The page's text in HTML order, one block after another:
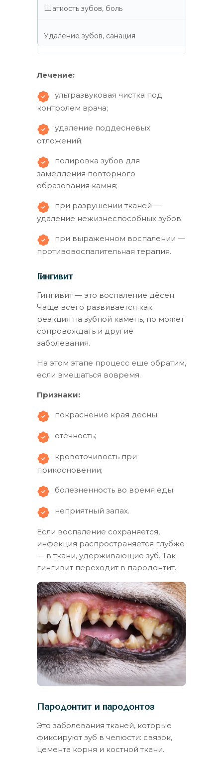
Шаткость зубов, боль
Удаление зубов, санация
Лечение:
ультразвуковая чистка под
контролем врача;
удаление поддесневых
отложений;
полировка зубов для
замедления повторного
образования камня;
при разрушении тканей —
удаление нежизнеспособных зубов;
при выраженном воспалении —
противовоспалительная терапия.
Гингивит
Гингивит — это воспаление дёсен.
Чаще всего развивается как
реакция на зубной камень, но может
сопровождать и другие
заболевания.
На этом этапе процесс еще обратим,
если вмешаться вовремя.
Признаки:
покраснение края десны;
отёчность;
кровоточивость при
прикосновении;
болезненность во время еды;
неприятный запах.
Если воспаление сохраняется,
инфекция распространяется глубже
— в ткани, удерживающие зуб. Так
гингивит переходит в пародонтит.
Пародонтит и пародонтоз
Это заболевания тканей, которые
фиксируют зуб в челюсти: связок,
цемента корня и костной ткани.